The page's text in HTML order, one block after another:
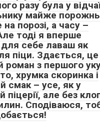
разу була у
майже
на порозі, а часу –
тоді я вперше
для себе лаваш як
піци. Здається, це
роман з першого
хрумка скоринка і
смак – усе, як у
піцерії, але без
Сподіваюся,